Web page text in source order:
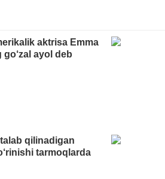
aktrisa Emma
ayol deb
qilinadigan
tarmoqlarda